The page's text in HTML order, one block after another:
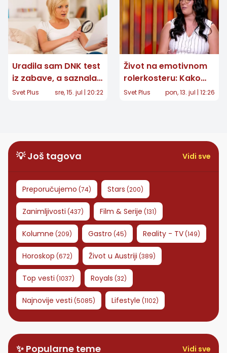
Uradila sam DNK test
iz zabave, a saznala
da mi je otac
Svet Plus sre, 15. jul | 20:22
Život na emotivnom
rolerkosteru: Kako
izgleda svakodnevna
Svet Plus pon, 13. jul | 12:26
💡 Još tagova Vidi sve
Preporučujemo (74) Stars (200)
Zanimljivosti (437) Film & Serije (131)
Kolumne (209) Gastro (45) Reality - TV(149)
Horoskop (672) Život u Austriji (389)
Top vesti (1037) Royals (32)
Najnovije vesti (5085) Lifestyle (1102)
✨ Popularne teme Vidi sve